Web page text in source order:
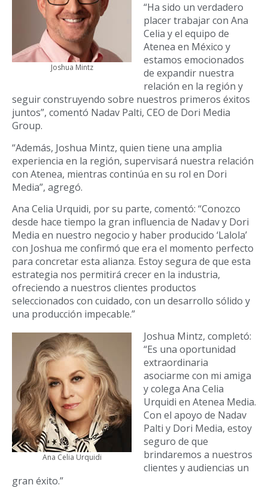
Joshua Mintz
“Ha sido un verdadero
placer trabajar con Ana
Celia y el equipo de
Atenea en México y
estamos emocionados
de expandir nuestra
relación en la región y
seguir construyendo sobre nuestros primeros éxitos
juntos”, comentó Nadav Palti, CEO de Dori Media
Group.
“Además, Joshua Mintz, quien tiene una amplia
experiencia en la región, supervisará nuestra relación
con Atenea, mientras continúa en su rol en Dori
Media”, agregó.
Ana Celia Urquidi, por su parte, comentó: “Conozco
desde hace tiempo la gran influencia de Nadav y Dori
Media en nuestro negocio y haber producido ‘Lalola’
con Joshua me confirmó que era el momento perfecto
para concretar esta alianza. Estoy segura de que esta
estrategia nos permitirá crecer en la industria,
ofreciendo a nuestros clientes productos
seleccionados con cuidado, con un desarrollo sólido y
una producción impecable.”
Ana Celia Urquidi
Joshua Mintz, completó:
“Es una oportunidad
extraordinaria
asociarme con mi amiga
y colega Ana Celia
Urquidi en Atenea Media.
Con el apoyo de Nadav
Palti y Dori Media, estoy
seguro de que
brindaremos a nuestros
clientes y audiencias un
gran éxito.”